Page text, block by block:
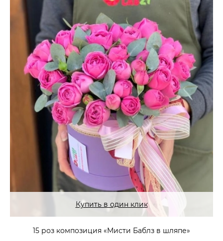
Купить в один клик
15 роз композиция «Мисти Баблз в шляпе»